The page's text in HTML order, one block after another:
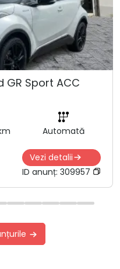
GR Sport ACC
Automată
Vezi detalii
ID anunț: 309957